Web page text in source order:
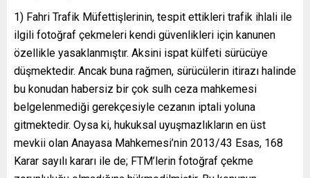
1) Fahri Trafik Müfettişlerinin, tespit ettikleri trafik ihlali ile
ilgili fotoğraf çekmeleri kendi güvenlikleri için kanunen
özellikle yasaklanmıştır. Aksini ispat külfeti sürücüye
düşmektedir. Ancak buna rağmen, sürücülerin itirazı halinde
bu konudan habersiz bir çok sulh ceza mahkemesi
belgelenmediği gerekçesiyle cezanın iptali yoluna
gitmektedir. Oysa ki, hukuksal uyuşmazlıkların en üst
mevkii olan Anayasa Mahkemesi’nin 2013/43 Esas, 168
Karar sayılı kararı ile de; FTM’lerin fotoğraf çekme